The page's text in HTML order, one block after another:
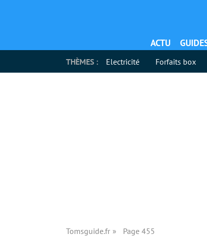
ACTU
THÈMES : Electricité Forfaits box
Tomsguide.fr Page 455